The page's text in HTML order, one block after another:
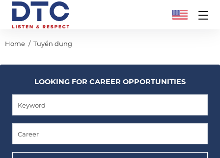
Home Tuyển dụng
LOOKING FOR CAREER OPPORTUNITIES